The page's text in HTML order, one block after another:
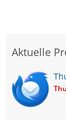
Aktuelle